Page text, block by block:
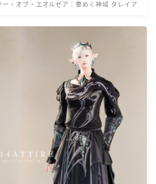
ー・オブ・エオルゼア：華めく神域 タレイア